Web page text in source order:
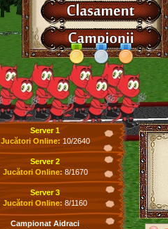
Server 1
Jucători Online: 10/2640
Server 2
Jucători Online: 8/1670
Server 3
Jucători Online: 8/1160
Campionat Aidraci